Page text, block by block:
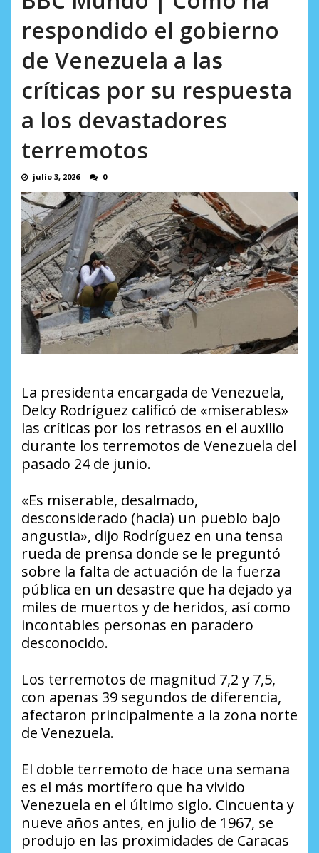
respondido el gobierno
de Venezuela a las
críticas por su respuesta
a los devastadores
terremotos
julio 3, 2026 0
La presidenta encargada de Venezuela,
Delcy Rodríguez calificó de «miserables»
las críticas por los retrasos en el auxilio
durante los terremotos de Venezuela del
pasado 24 de junio.
«Es miserable, desalmado,
desconsiderado (hacia) un pueblo bajo
angustia», dijo Rodríguez en una tensa
rueda de prensa donde se le preguntó
sobre la falta de actuación de la fuerza
pública en un desastre que ha dejado ya
miles de muertos y de heridos, así como
incontables personas en paradero
desconocido.
Los terremotos de magnitud 7,2 y 7,5,
con apenas 39 segundos de diferencia,
afectaron principalmente a la zona norte
de Venezuela.
El doble terremoto de hace una semana
es el más mortífero que ha vivido
Venezuela en el último siglo. Cincuenta y
nueve años antes, en julio de 1967, se
produjo en las proximidades de Caracas